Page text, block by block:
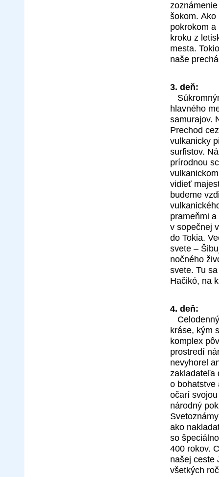
šokom. Ako
pokrokom
kroku z
mesta.
naše
3. deň:
hlavného
samurajov.
Prechod
vulkanicky
surfistov.
prírodnou
vidieť
budeme
prameňmi
v sopečnej
do Tokia.
svete –
nočného
svete. Tu
Hačikó, na
4. deň:
kráse, kým
komplex
prostredí
nevyhorel
zakladateľa
o bohatstve
očarí
národný
ako
so
400 rokov.
našej ceste
všetkých